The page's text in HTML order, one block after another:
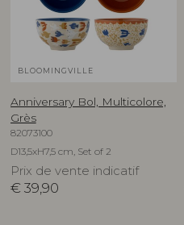
BLOOMINGVILLE
Anniversary Bol, Multicolore,
Grès
82073100
D13,5xH7,5 cm, Set of 2
Prix de vente indicatif
€ 39,90